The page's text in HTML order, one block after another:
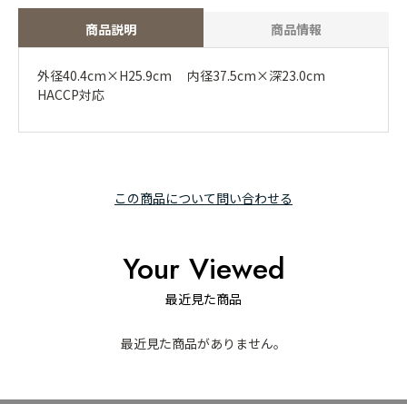
商品説明 商品情報
外径40.4cm×H25.9cm 内径37.5cm×深23.0cm
HACCP対応
この商品について問い合わせる
Your Viewed
最近見た商品
最近見た商品がありません。